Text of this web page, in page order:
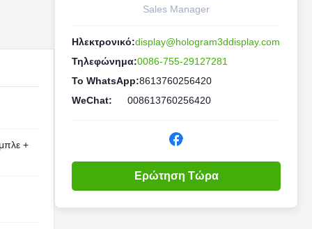
+
Sales Manager
Ηλεκτρονικό:display@hologram3ddisplay.com
Τηλεφώνημα:0086-755-29127281
Το WhatsApp:8613760256420
WeChat:
008613760256420
Ερώτηση Τώρα